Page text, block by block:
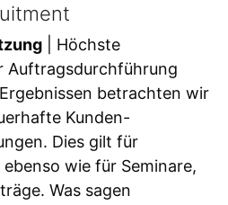
| Höchste
Auftragsdurchführung
betrachten wir
Kunden-
Dies gilt für
wie für Seminare,
Was sagen